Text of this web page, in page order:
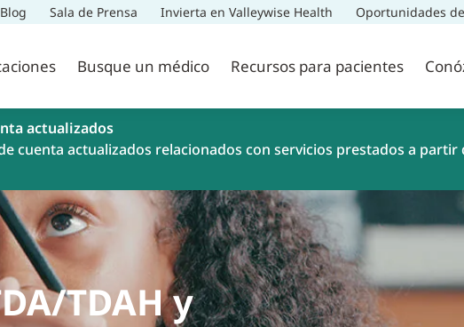
Blog Sala de Prensa Invierta en Valleywise Health Oportunidades
Busque un médico Recursos para pacientes
actualizados
cuenta actualizados relacionados con servicios prestados a partir
TDAH y